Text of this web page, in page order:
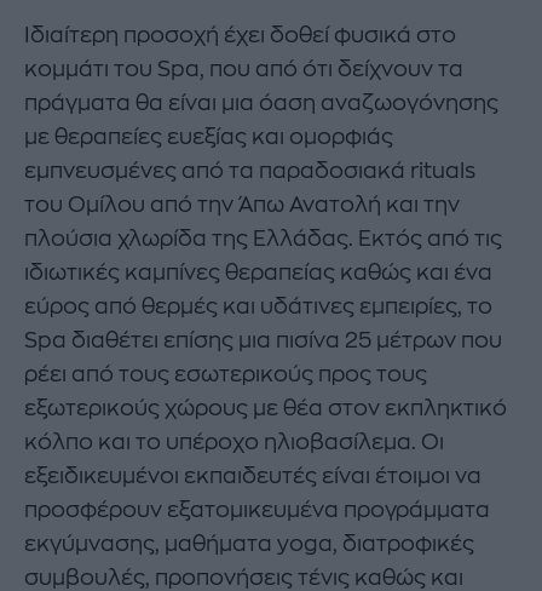
Ιδιαίτερη προσοχή έχει δοθεί φυσικά στο
κομμάτι του Spa, που από ότι δείχνουν τα
πράγματα θα είναι μια όαση αναζωογόνησης
με θεραπείες ευεξίας και ομορφιάς
εμπνευσμένες από τα παραδοσιακά rituals
του Ομίλου από την Άπω Ανατολή και την
πλούσια χλωρίδα της Ελλάδας. Εκτός από τις
ιδιωτικές καμπίνες θεραπείας καθώς και ένα
εύρος από θερμές και υδάτινες εμπειρίες, το
Spa διαθέτει επίσης μια πισίνα 25 μέτρων που
ρέει από τους εσωτερικούς προς τους
εξωτερικούς χώρους με θέα στον εκπληκτικό
κόλπο και το υπέροχο ηλιοβασίλεμα. Οι
εξειδικευμένοι εκπαιδευτές είναι έτοιμοι να
προσφέρουν εξατομικευμένα προγράμματα
εκγύμνασης, μαθήματα yoga, διατροφικές
συμβουλές, προπονήσεις τένις καθώς και